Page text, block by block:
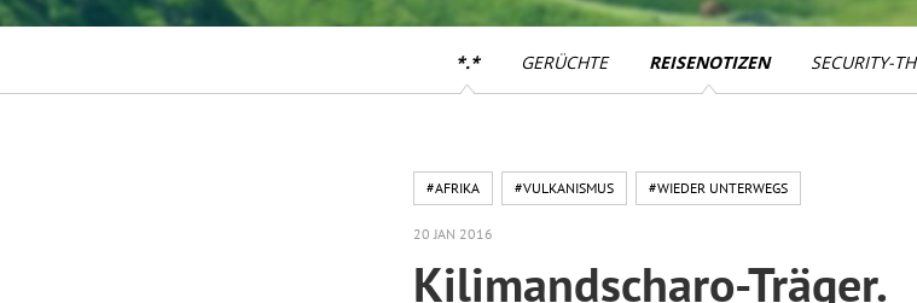
*.* GERÜCHTE REISENOTIZEN SECURITY-
#AFRIKA #VULKANISMUS #WIEDER UNTERWEGS
20 JAN 2016
Kilimandscharo-Träger.